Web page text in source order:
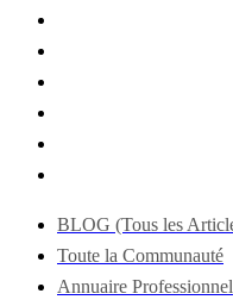
BLOG (Tous les
Toute la Communauté
Annuaire Professionnel